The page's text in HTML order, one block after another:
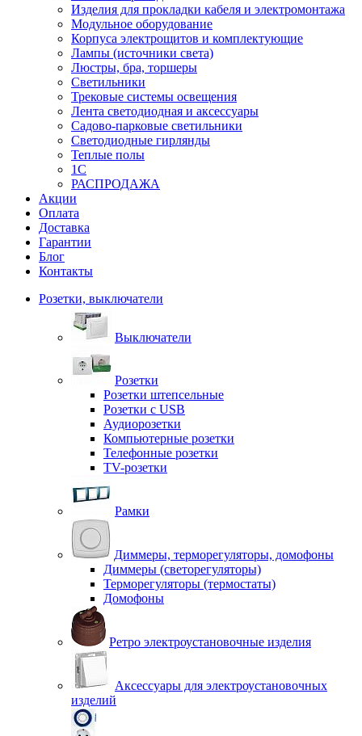
Изделия для прокладки кабеля и электромонтажа
Модульное оборудование
Корпуса электрощитов и комплектующие
Лампы (источники света)
Люстры, бра, торшеры
Светильники
Трековые системы освещения
Лента светодиодная и аксессуары
Садово-парковые светильники
Светодиодные гирлянды
Теплые полы
1С
РАСПРОДАЖА
Акции
Оплата
Доставка
Гарантии
Блог
Контакты
Розетки, выключатели
Выключатели
Розетки
Розетки штепсельные
Розетки с USB
Аудиорозетки
Компьютерные розетки
Телефонные розетки
TV-розетки
Рамки
Диммеры, терморегуляторы, домофоны
Диммеры (светорегуляторы)
Терморегуляторы (термостаты)
Домофоны
Ретро электроустановочные изделия
Аксессуары для электроустановочных
изделий